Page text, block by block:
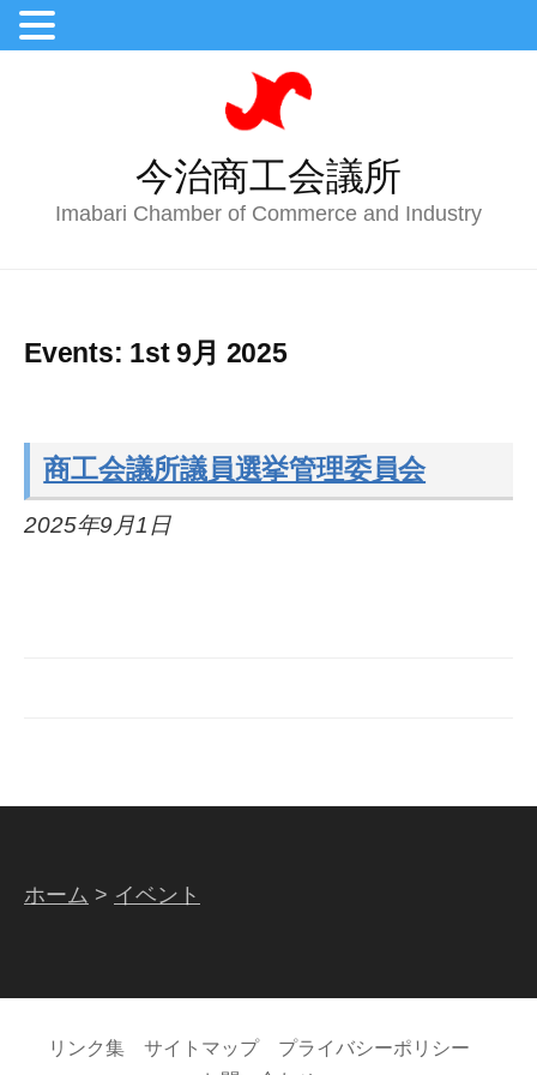
今治商工会議所
Imabari Chamber of Commerce and Industry
Events: 1st 9月 2025
商工会議所議員選挙管理委員会
2025年9月1日
ホーム > イベント
リンク集 サイトマップ
プライバシーポリシー